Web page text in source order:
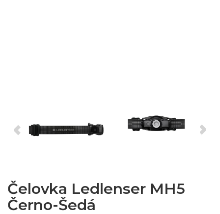
Čelovka Ledlenser MH5
Černo-Šedá